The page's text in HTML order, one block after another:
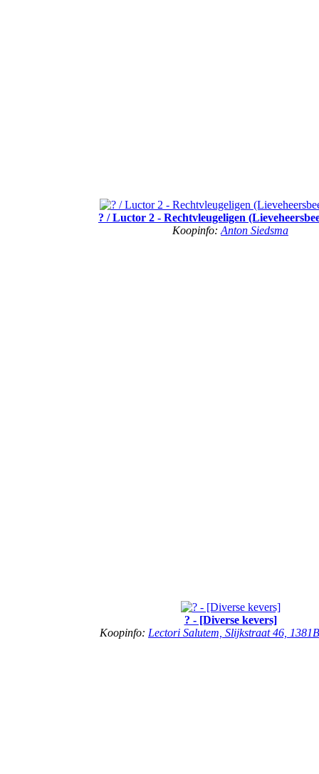
? / Luctor 2 - Rechtvleugeligen
Koopinfo: Anton Siedsma
? - [Diverse kevers]
Koopinfo: Lectori Salutem, Slijkstraat 46,